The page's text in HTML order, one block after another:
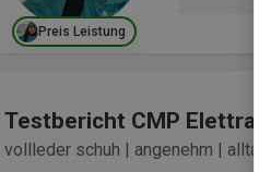
Preis Leistung
Testbericht CMP Elettra
vollleder schuh | angenehm |